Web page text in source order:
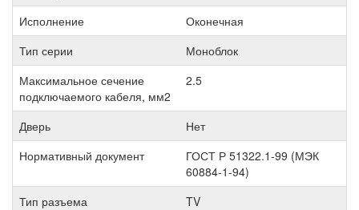
Исполнение
Оконечная
Тип серии
Моноблок
Максимальное сечение
подключаемого кабеля, мм2
2.5
Дверь
Нет
Нормативный документ
ГОСТ Р 51322.1-99 (МЭК
60884-1-94)
Тип разъема
TV